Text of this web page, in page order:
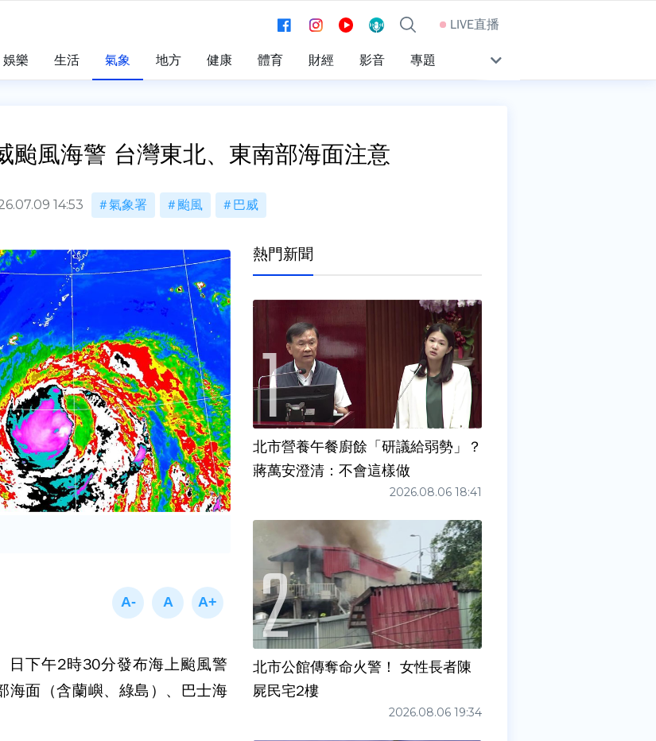
LIVE直播
娛樂 生活 氣象 地方 健康 體育 財經 影音 專題
颱風海警 台灣東北、東南部海面注意
14:53 氣象署 颱風 巴威
日下午2時30分發布海上颱風警
海面（含蘭嶼、綠島）、巴士海
熱門新聞
北市營養午餐廚餘「研議給弱勢」？
蔣萬安澄清：不會這樣做
2026.08.06 18:41
北市公館傳奪命火警！ 女性長者陳
屍民宅2樓
2026.08.06 19:34